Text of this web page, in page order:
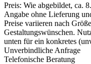
Preis: Wie abgebildet, ca.
Angabe ohne Lieferung
Preise variieren nach
Gestaltungswünschen.
unten für ein konkretes
Unverbindliche Anfrage
Telefonische Beratung